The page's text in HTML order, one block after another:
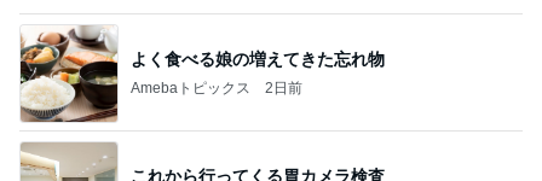
娘の就学について主治医から得た見解
Amebaトピックス 11時間前
2,711万円で4LDKの広々とした物件